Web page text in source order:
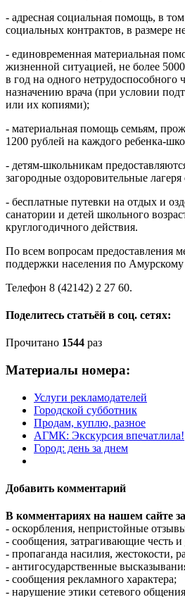
- адресная социальная помощь, в
социальных контрактов, в размере
- единовременная материальная
жизненной ситуацией, не более
в год на одного нетрудоспособного
назначению врача (при условии
или их копиями);
- материальная помощь семьям,
1200 рублей на каждого ребенка-
- детям-школьникам
загородные оздоровительные
- бесплатные путевки на отдых и
санатории и детей школьного
круглогодичного действия.
По всем вопросам предоставления
поддержки населения по
Телефон 8 (42142) 2 27 60.
Поделитесь статьёй в соц. сетях:
Прочитано 1544 раз
Материалы номера:
Услуги рекламодателей
Городской субботник
Продам, куплю, разное
АГМК: Экскурсия впечатлила!
Город: день за днем
Добавить комментарий
В комментариях на нашем сайте
- оскорбления, непристойные
- сообщения, затрагивающие честь
- пропаганда насилия, жестокости,
- антигосударственные
- сообщения рекламного характера;
- нарушение этики сетевого